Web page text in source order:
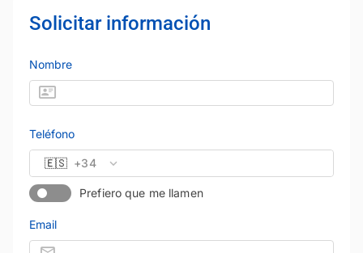
Solicitar información
Nombre
Teléfono
🇪🇸 +34
Prefiero que me llamen
Email